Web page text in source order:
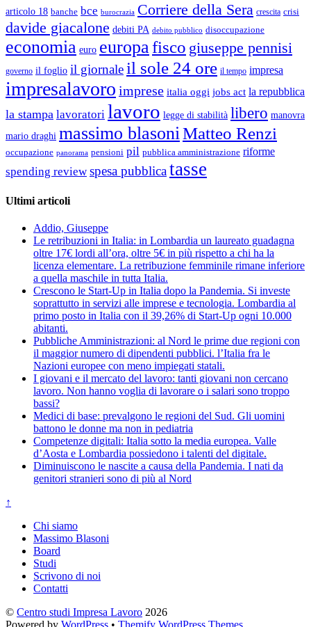
articolo 18 banche bce burocrazia Corriere della Sera crescita crisi
davide giacalone debiti PA debito pubblico disoccupazione
economia euro europa fisco giuseppe pennisi
governo il foglio il giornale il sole 24 ore il tempo impresa
impresalavoro imprese italia oggi jobs act la repubblica
la stampa lavoratori lavoro legge di stabilità libero manovra
mario draghi massimo blasoni Matteo Renzi
occupazione panorama pensioni pil pubblica amministrazione riforme
spending review spesa pubblicatasse
Ultimi articoli
Addio, Giuseppe
Le retribuzioni in Italia: in Lombardia un laureato guadagna
oltre 17€ lordi all’ora, oltre 5€ in più rispetto a chi ha la
licenza elementare. La retribuzione femminile rimane inferiore
a quella maschile in tutta Italia.
Crescono le Start-Up in Italia dopo la Pandemia. Si investe
soprattutto in servizi alle imprese e tecnologia. Lombardia al
primo posto in Italia con il 39,26% di Start-Up ogni 10.000
abitanti.
Pubbliche Amministrazioni: al Nord le prime due regioni con
il maggior numero di dipendenti pubblici. l’Italia fra le
Nazioni europee con meno impiegati statali.
I giovani e il mercato del lavoro: tanti giovani non cercano
lavoro. Non hanno voglia di lavorare o i salari sono troppo
bassi?
Medici di base: prevalgono le regioni del Sud. Gli uomini
battono le donne ma non in pediatria
Competenze digitali: Italia sotto la media europea. Valle
d’Aosta e Lombardia possiedono i talenti del digitale.
Diminuiscono le nascite a causa della Pandemia. I nati da
genitori stranieri sono di più al Nord
↑
Chi siamo
Massimo Blasoni
Board
Studi
Scrivono di noi
Contatti
© Centro studi Impresa Lavoro 2026